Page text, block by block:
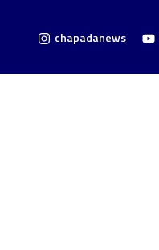
chapadanews